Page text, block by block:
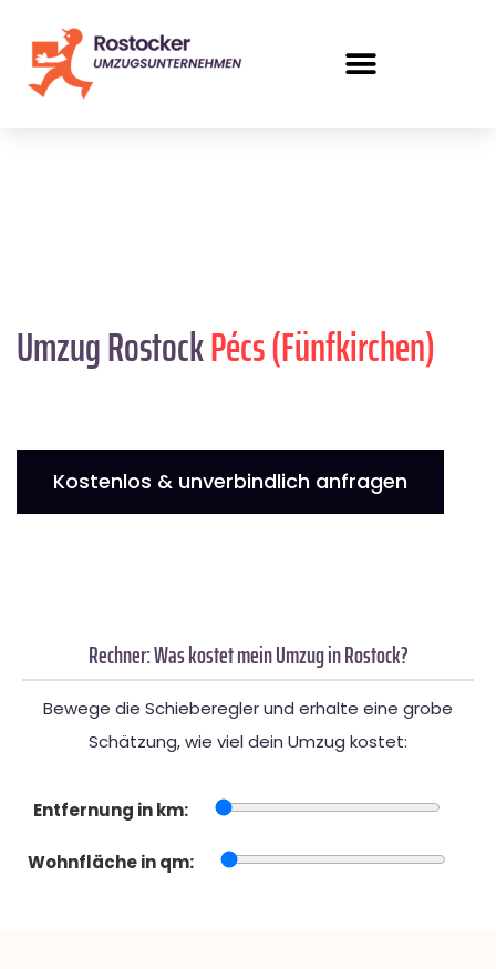
Umzug RostockPécs (Fünfkirchen)
Kostenlos & unverbindlich anfragen
Rechner: Was kostet mein Umzug in Rostock?
Bewege die Schieberegler und erhalte eine grobe
Schätzung, wie viel dein Umzug kostet:
Entfernung in km:
Wohnfläche in qm: